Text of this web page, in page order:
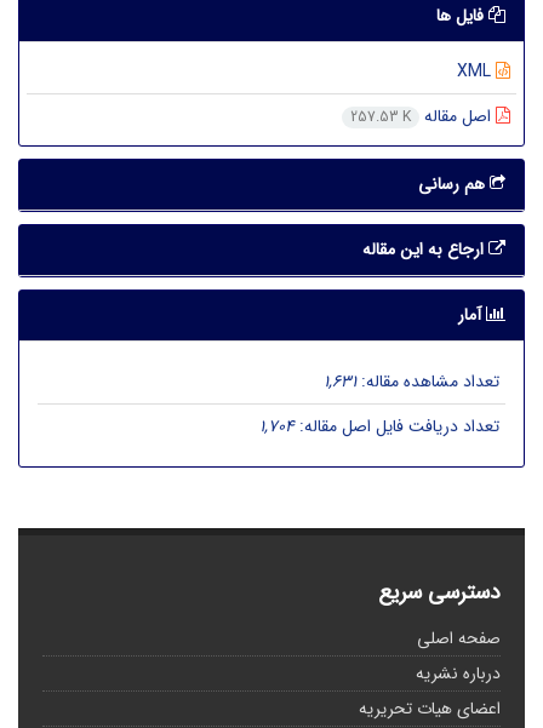
فایل ها
اصل مقاله 257.53 K
هم رسانی
ارجاع به این مقاله
آمار
تعداد مشاهده مقاله:1,631
تعداد دریافت فایل اصل مقاله:1,704
دسترسی سریع
صفحه اصلی
درباره نشریه
اعضای هیات تحریریه